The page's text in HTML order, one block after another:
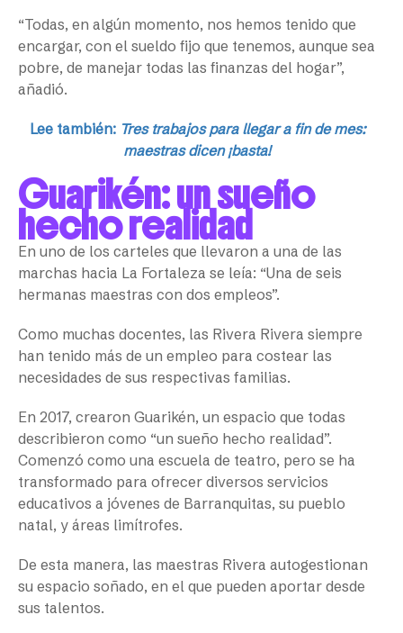
“Todas, en algún momento, nos hemos tenido que
encargar, con el sueldo fijo que tenemos, aunque sea
pobre, de manejar todas las finanzas del hogar”,
añadió.
Lee también: Tres trabajos para llegar a fin de mes:
maestras dicen ¡basta!
Guarikén: un sueño
hecho realidad
En uno de los carteles que llevaron a una de las
marchas hacia La Fortaleza se leía: “Una de seis
hermanas maestras con dos empleos”.
Como muchas docentes, las Rivera Rivera siempre
han tenido más de un empleo para costear las
necesidades de sus respectivas familias.
En 2017, crearon Guarikén, un espacio que todas
describieron como “un sueño hecho realidad”.
Comenzó como una escuela de teatro, pero se ha
transformado para ofrecer diversos servicios
educativos a jóvenes de Barranquitas, su pueblo
natal, y áreas limítrofes.
De esta manera, las maestras Rivera autogestionan
su espacio soñado, en el que pueden aportar desde
sus talentos.